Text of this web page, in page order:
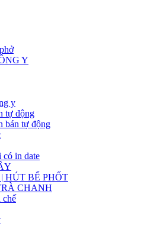
Y
y
tự động
bán tự động
có in date
HÚT BỂ PHỐT
CHANH
chế